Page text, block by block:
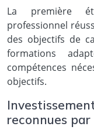
La première
professionnel
des objectifs de
formations
compétences
objectifs.
reconnues par